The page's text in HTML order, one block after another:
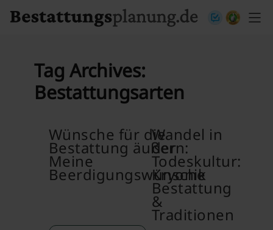
Tag Archives:
Bestattungsarten
Wünsche für die
Bestattung äußern:
Meine
Beerdigungswünsche
Wandel in
der
Todeskultur:
Kryonik
Bestattung
&
Traditionen